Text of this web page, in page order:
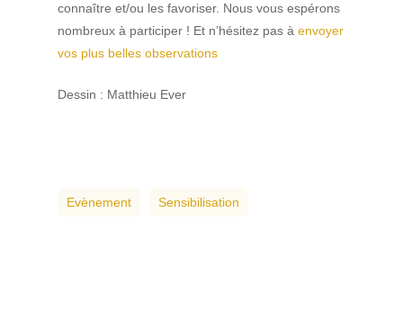
connaître et/ou les favoriser. Nous vous espérons
nombreux à participer ! Et n’hésitez pas à envoyer
vos plus belles observations
Dessin : Matthieu Ever
Evènement Sensibilisation